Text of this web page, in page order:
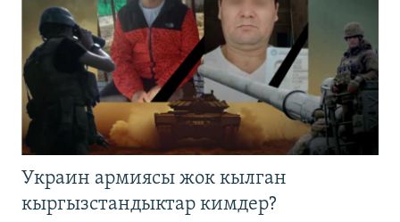
Украин армиясы жок кылган
кыргызстандыктар кимдер?